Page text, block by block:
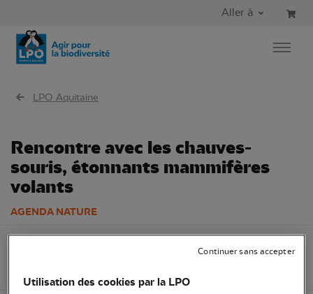
Aller au menu principal
Aller à
LPO Aquitaine
Rencontre avec les chauves-
souris, étonnants mammifères
volants
AGENDA NATURE
Sortie nature
Utilisation des cookies par la LPO
Continuer sans accepter